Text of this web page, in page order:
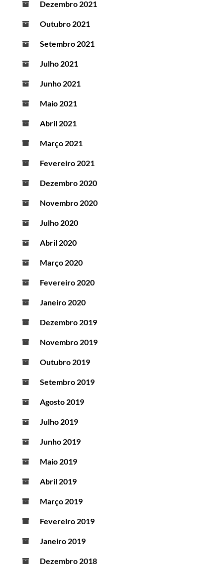
Dezembro 2021
Outubro 2021
Setembro 2021
Julho 2021
Junho 2021
Maio 2021
Abril 2021
Março 2021
Fevereiro 2021
Dezembro 2020
Novembro 2020
Julho 2020
Abril 2020
Março 2020
Fevereiro 2020
Janeiro 2020
Dezembro 2019
Novembro 2019
Outubro 2019
Setembro 2019
Agosto 2019
Julho 2019
Junho 2019
Maio 2019
Abril 2019
Março 2019
Fevereiro 2019
Janeiro 2019
Dezembro 2018